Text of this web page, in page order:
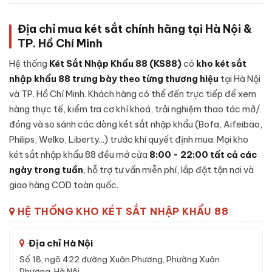
BO50FE Luxury màu xanh được chế tạo theo cấu trúc nhiều
lớp, từng chi tiết được gia công cẩn thận:
Lớp ngoài:Thép tấm cường độ cao, sơn tĩnh điện cao cấp
chống trầy xước và bong sơn theo thời gian sử dụng.
Lớp lõi chống cháy:Hỗn hợp bê-tông chống cháykết
hợp vật liệu cách nhiệt chịu nhiệt độ cao - giữ tài sản, giấy
tờ an toàn trong sự cố hoả hoạn.
Lớp trong:Thép tấm gia cường, vách nhung chống trầy
cho tài sản đặt bên trong, có ngăn phụ tiện lợi.
Cánh két:Đúc nguyên khối thép đặc dày, gờ cánh khít với
thân, đệm chống khói thoát.
Khoá:Khóa vân tay điện tử - cơ chế bảo mật cao, chống
thử mã, có chế độ tự khoá tạm thời.
Hệ chốt + bản lề:
bên trong cánh - chống cạy phá toàn diện.
Địa chỉ mua két sắt chính hãng tại Hà Nội &
TP. Hồ Chí Minh
Hệ thống Két Sắt Nhập Khẩu 88 (KS88)có kho két sắt
nhập khẩu 88 trưng bày theo từng thương hiệu tại Hà Nội
và TP. Hồ Chí Minh. Khách hàng có thể đến trực tiếp để xem
hàng thực tế, kiểm tra cơ khí khoá, trải nghiệm thao tác mở/
đóng và so sánh các dòng két sắt nhập khẩu (Bofa, Aifeibao,
Philips, Welko, Liberty...) trước khi quyết định mua. Mọi kho
két sắt nhập khẩu 88 đều mở cửa 8:00 - 22:00 tất cả các
ngày trong tuần, hỗ trợ tư vấn miễn phí, lắp đặt tận nơi và
giao hàng COD toàn quốc.
HỆ THỐNG KHO KÉT SẮT NHẬP KHẨU 88
Địa chỉ Hà Nội
Số 18, ngõ 422 đường Xuân Phương, Phường Xuân